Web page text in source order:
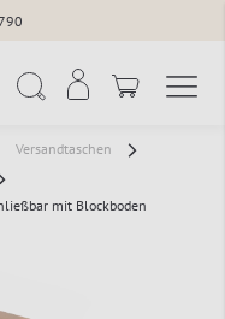
Versandtaschen
mit Blockboden